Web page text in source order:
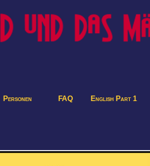
Personen FAQ English Part 1